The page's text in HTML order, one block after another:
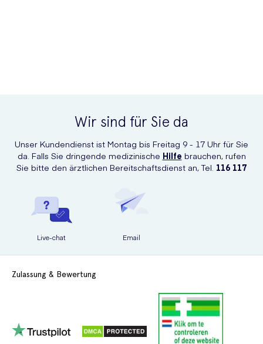
Wir sind für Sie da
Unser Kundendienst ist Montag bis Freitag 9 - 17 Uhr für Sie
da. Falls Sie dringende medizinische Hilfe brauchen, rufen
Sie bitte den ärztlichen Bereitschaftsdienst an, Tel. 116 117
Live-chat Email
Zulassung & Bewertung